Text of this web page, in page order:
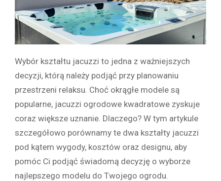
Wybór kształtu jacuzzi to jedna z ważniejszych
decyzji, którą należy podjąć przy planowaniu
przestrzeni relaksu. Choć okrągłe modele są
popularne, jacuzzi ogrodowe kwadratowe zyskuje
coraz większe uznanie. Dlaczego? W tym artykule
szczegółowo porównamy te dwa kształty jacuzzi
pod kątem wygody, kosztów oraz designu, aby
pomóc Ci podjąć świadomą decyzję o wyborze
najlepszego modelu do Twojego ogrodu.